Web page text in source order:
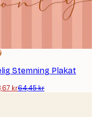
Stemning Plakat
kr64,45 kr